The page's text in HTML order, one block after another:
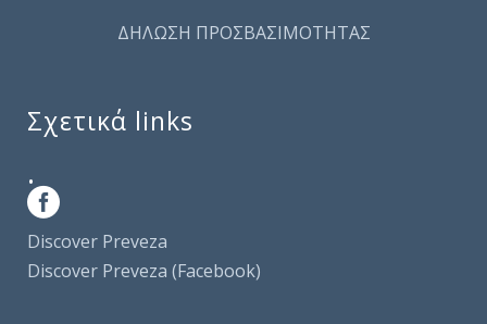
ΔΗΛΩΣΗ ΠΡΟΣΒΑΣΙΜΟΤΗΤΑΣ
Σχετικά links
.
Discover Preveza
Discover Preveza (Facebook)